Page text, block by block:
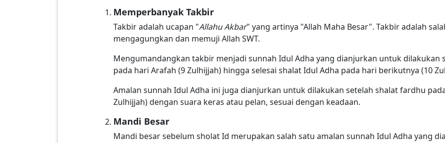
Memperbanyak Takbir
Takbir adalah ucapan "Allahu Akbar" yang artinya "Allah Maha Besar". Takbir adalah
mengagungkan dan memuji Allah SWT.
Mengumandangkan takbir menjadi sunnah Idul Adha yang dianjurkan untuk dilakukan
pada hari Arafah (9 Zulhijjah) hingga selesai shalat Idul Adha pada hari berikutnya (10
Amalan sunnah Idul Adha ini juga dianjurkan untuk dilakukan setelah shalat fardhu
Zulhijjah) dengan suara keras atau pelan, sesuai dengan keadaan.
Mandi Besar
Mandi besar sebelum sholat Id merupakan salah satu amalan sunnah Idul Adha yang